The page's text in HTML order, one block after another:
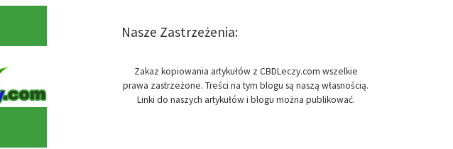
Nasze Zastrzeżenia:
Zakaz kopiowania artykułów z CBDLeczy.com wszelkie
prawa zastrzeżone. Treści na tym blogu są naszą własnością.
Linki do naszych artykułów i blogu można publikować.